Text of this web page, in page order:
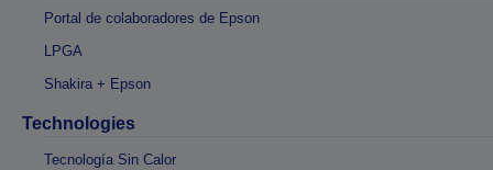
Portal de colaboradores de Epson
LPGA
Shakira + Epson
Technologies
Tecnología Sin Calor